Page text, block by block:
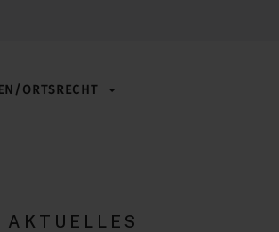
ORTSRECHT
AKTUELLES